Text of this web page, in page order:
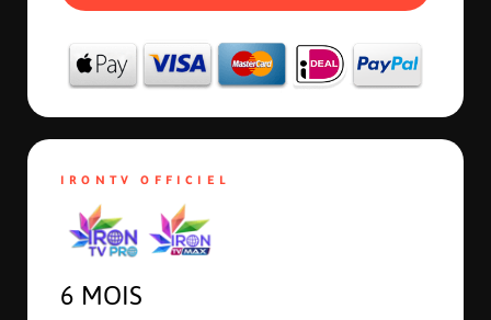
IRONTV OFFICIEL
6 MOIS